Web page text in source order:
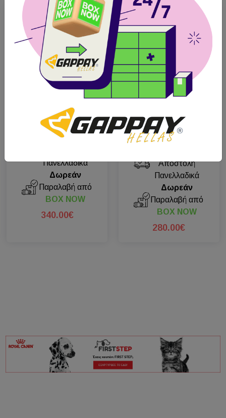
Διαθέσιμο
Νέο προϊόν
2 χρόνια εγγύηση
Dogtra ARC-X
Άμεση
Πανελλαδικά
Δωρεάν
Παραλαβή από
BOX NOW
340.00€
Νέο προϊόν
Διαθέσιμο
Dogtra 600iQ - 1 dog
Αποστολή
Πανελλαδικά
Δωρεάν
Παραλαβή από
BOX NOW
280.00€